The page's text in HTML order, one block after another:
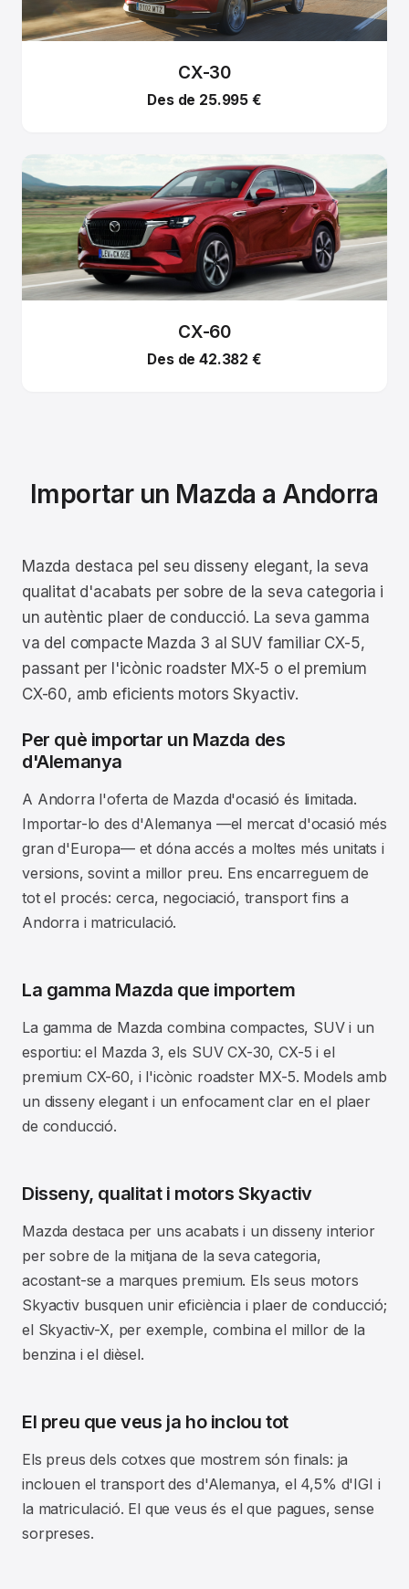
CX-30
Des de 25.995 €
CX-60
Des de 42.382 €
Importar un Mazda a Andorra
Mazda destaca pel seu disseny elegant, la seva
qualitat d'acabats per sobre de la seva categoria i
un autèntic plaer de conducció. La seva gamma
va del compacte Mazda 3 al SUV familiar CX-5,
passant per l'icònic roadster MX-5 o el premium
CX-60, amb eficients motors Skyactiv.
Per què importar un Mazda des
d'Alemanya
A Andorra l'oferta de Mazda d'ocasió és limitada.
Importar-lo des d'Alemanya —el mercat d'ocasió més
gran d'Europa— et dóna accés a moltes més unitats i
versions, sovint a millor preu. Ens encarreguem de
tot el procés: cerca, negociació, transport fins a
Andorra i matriculació.
La gamma Mazda que importem
La gamma de Mazda combina compactes, SUV i un
esportiu: el Mazda 3, els SUV CX-30, CX-5 i el
premium CX-60, i l'icònic roadster MX-5. Models amb
un disseny elegant i un enfocament clar en el plaer
de conducció.
Disseny, qualitat i motors Skyactiv
Mazda destaca per uns acabats i un disseny interior
per sobre de la mitjana de la seva categoria,
acostant-se a marques premium. Els seus motors
Skyactiv busquen unir eficiència i plaer de conducció;
el Skyactiv-X, per exemple, combina el millor de la
benzina i el dièsel.
El preu que veus ja ho inclou tot
Els preus dels cotxes que mostrem són finals: ja
inclouen el transport des d'Alemanya, el 4,5% d'IGI i
la matriculació. El que veus és el que pagues, sense
sorpreses.